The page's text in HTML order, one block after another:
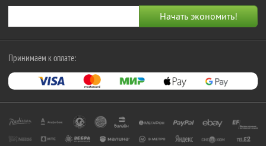
Принимаем к оплате: